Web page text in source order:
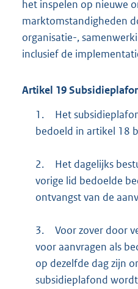
het inspelen op nieuwe
marktomstandigheden
organisatie-,
inclusief de
Artikel 19
1.
Het
bedoeld in artikel 18
2.
Het dagelijks
vorige lid bedoelde
ontvangst van de
3.
Voor zover door
voor aanvragen als
op dezelfde dag zijn
subsidieplafond